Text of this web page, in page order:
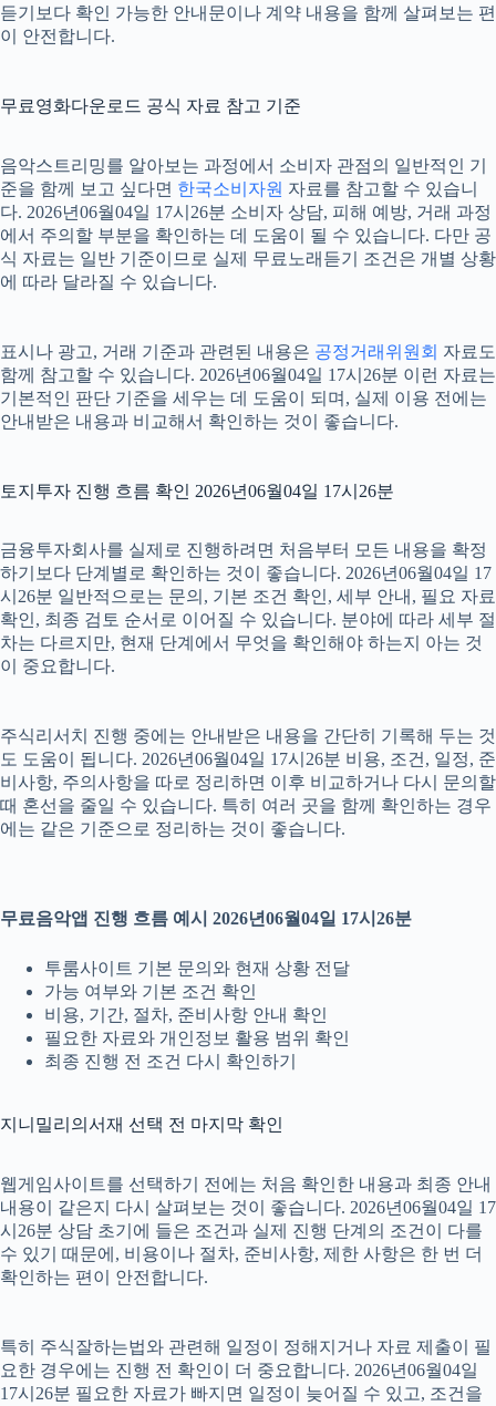
듣기보다 확인 가능한 안내문이나 계약 내용을 함께 살펴보는 편
이 안전합니다.
무료영화다운로드 공식 자료 참고 기준
음악스트리밍를 알아보는 과정에서 소비자 관점의 일반적인 기
준을 함께 보고 싶다면 한국소비자원 자료를 참고할 수 있습니
다. 2026년06월04일 17시26분 소비자 상담, 피해 예방, 거래 과정
에서 주의할 부분을 확인하는 데 도움이 될 수 있습니다. 다만 공
식 자료는 일반 기준이므로 실제 무료노래듣기 조건은 개별 상황
에 따라 달라질 수 있습니다.
표시나 광고, 거래 기준과 관련된 내용은 공정거래위원회 자료도
함께 참고할 수 있습니다. 2026년06월04일 17시26분 이런 자료는
기본적인 판단 기준을 세우는 데 도움이 되며, 실제 이용 전에는
안내받은 내용과 비교해서 확인하는 것이 좋습니다.
토지투자 진행 흐름 확인 2026년06월04일 17시26분
금융투자회사를 실제로 진행하려면 처음부터 모든 내용을 확정
하기보다 단계별로 확인하는 것이 좋습니다. 2026년06월04일 17
시26분 일반적으로는 문의, 기본 조건 확인, 세부 안내, 필요 자료
확인, 최종 검토 순서로 이어질 수 있습니다. 분야에 따라 세부 절
차는 다르지만, 현재 단계에서 무엇을 확인해야 하는지 아는 것
이 중요합니다.
주식리서치 진행 중에는 안내받은 내용을 간단히 기록해 두는 것
도 도움이 됩니다. 2026년06월04일 17시26분 비용, 조건, 일정, 준
비사항, 주의사항을 따로 정리하면 이후 비교하거나 다시 문의할
때 혼선을 줄일 수 있습니다. 특히 여러 곳을 함께 확인하는 경우
에는 같은 기준으로 정리하는 것이 좋습니다.
무료음악앱 진행 흐름 예시 2026년06월04일 17시26분
투룸사이트 기본 문의와 현재 상황 전달
가능 여부와 기본 조건 확인
비용, 기간, 절차, 준비사항 안내 확인
필요한 자료와 개인정보 활용 범위 확인
최종 진행 전 조건 다시 확인하기
지니밀리의서재 선택 전 마지막 확인
웹게임사이트를 선택하기 전에는 처음 확인한 내용과 최종 안내
내용이 같은지 다시 살펴보는 것이 좋습니다. 2026년06월04일 17
시26분 상담 초기에 들은 조건과 실제 진행 단계의 조건이 다를
수 있기 때문에, 비용이나 절차, 준비사항, 제한 사항은 한 번 더
확인하는 편이 안전합니다.
특히 주식잘하는법와 관련해 일정이 정해지거나 자료 제출이 필
요한 경우에는 진행 전 확인이 더 중요합니다. 2026년06월04일
17시26분 필요한 자료가 빠지면 일정이 늦어질 수 있고, 조건을